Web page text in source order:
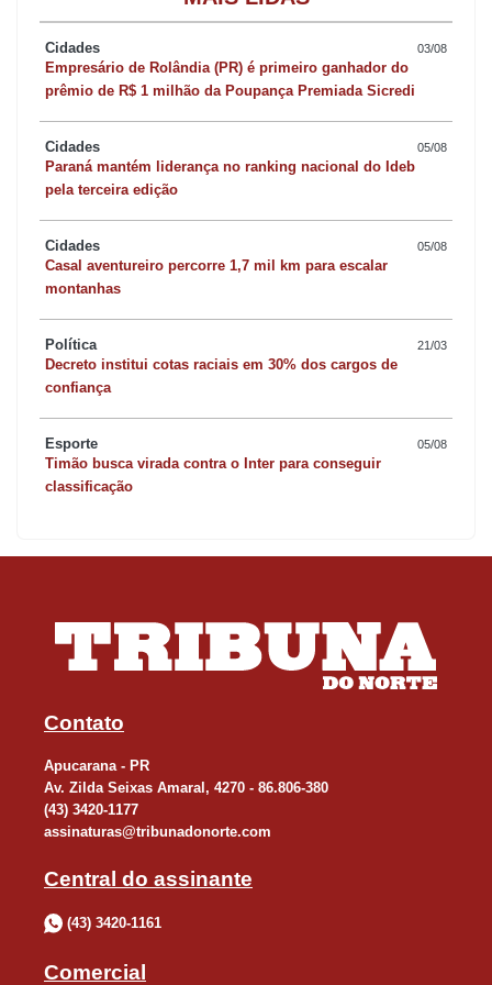
internet. O tempo, de 47 dias antes do pleito, é menor do que o
concedido no ano passado, de 91 dias.
de agosto. As filiações deverão ser feitas seis meses antes do
pleito, conforme estabelece a minirreforma política: o prazo é de
2 de abril. Os candidatos vão ter até as 19h de 20 de agosto para
solicitarem registro da candidatura na Justiça Eleitoral
competente.
O relatório foi apresentado pelo ministro Gilmar Mendes, que
(TREs) e dos grupos de trabalho. “A expectativa de alteração de
várias datas relevantes do processo eleitoral foi confirmada,
Cidades 03/08
Empresário de Rolândia (PR) é primeiro ganhador do
prêmio de R$ 1 milhão da Poupança Premiada Sicredi
Cidades 05/08
Paraná mantém liderança no ranking nacional do Ideb
pela terceira edição
Cidades 05/08
Casal aventureiro percorre 1,7 mil km para escalar
montanhas
Política 21/03
Decreto institui cotas raciais em 30% dos cargos de
confiança
Esporte 05/08
Timão busca virada contra o Inter para conseguir
classificação
Contato
Apucarana - PR
Av. Zilda Seixas Amaral, 4270 - 86.806-380
(43) 3420-1177
assinaturas@tribunadonorte.com
Central do assinante
(43) 3420-1161
Comercial